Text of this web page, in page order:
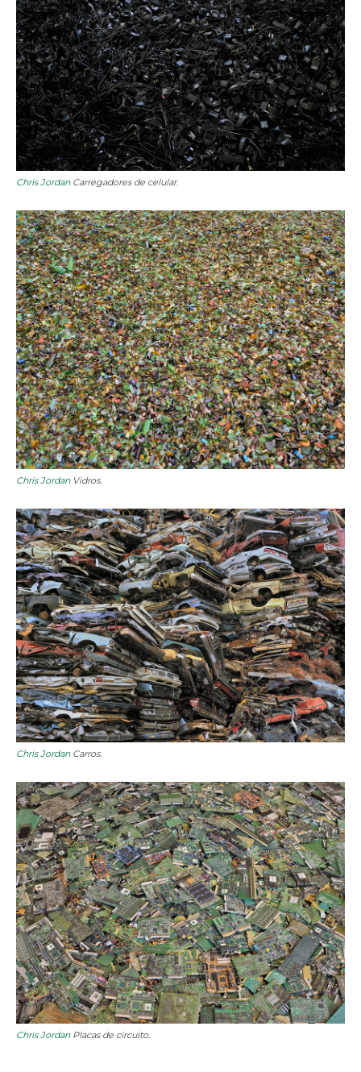
Chris JordanCarregadores de celular.
Chris JordanVidros.
Chris JordanCarros.
Chris JordanPlacas de circuito.